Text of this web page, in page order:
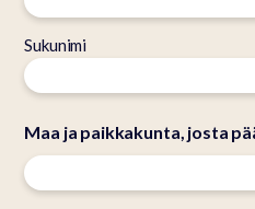
Sukunimi
Maa ja paikkakunta, josta